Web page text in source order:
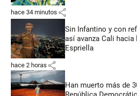
hace 34 minutos share
Sin Infantino y con
así avanza Cali
Espriella
hace 2 horas share
Han muerto más de